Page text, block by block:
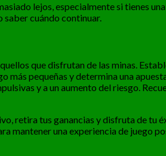
lejos, especialmente si tienes
saber cuándo continuar.
que disfrutan de las minas.
pequeñas y determina una
y a un aumento del riesgo.
retira tus ganancias y disfruta de tu
mantener una experiencia de juego